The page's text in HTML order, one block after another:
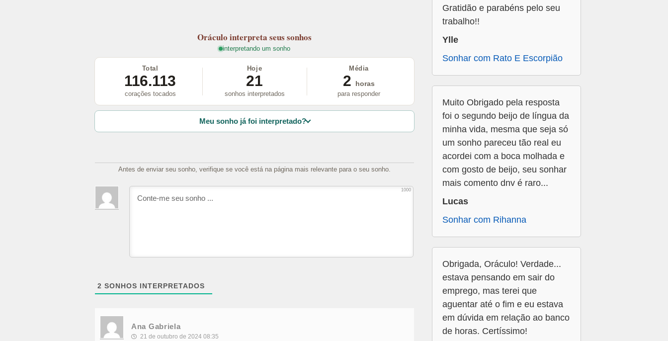
Oráculo interpreta seus sonhos
interpretando um sonho
Total
116.113
corações tocados
Hoje
21
sonhos interpretados
Média
2
horas
para responder
Meu sonho já foi interpretado?
Antes de enviar seu sonho, verifique se você está na página mais relevante para o seu sonho.
1000
2 SONHOS INTERPRETADOS
Ana Gabriela
21 de outubro de 2024 08:35
Gratidão e parabéns pelo seu
trabalho!!
Ylle
Sonhar com Rato E Escorpião
Muito Obrigado pela resposta
foi o segundo beijo de língua da
minha vida, mesma que seja só
um sonho pareceu tão real eu
acordei com a boca molhada e
com gosto de beijo, seu sonhar
mais comento dnv é raro...
Lucas
Sonhar com Rihanna
Obrigada, Oráculo! Verdade...
estava pensando em sair do
emprego, mas terei que
aguentar até o fim e eu estava
em dúvida em relação ao banco
de horas. Certíssimo!